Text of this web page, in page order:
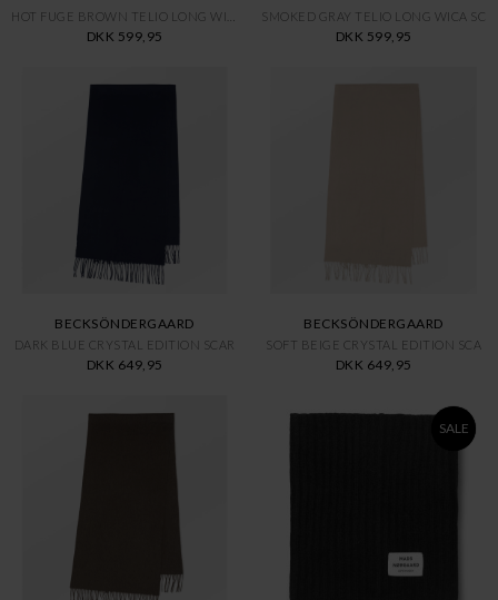
DKK 599,95
SMOKED GRAY TELIO LONG WICA SC
DKK 599,95
BECKSÖNDERGAARD
DARK BLUE CRYSTAL EDITION SCAR
DKK 649,95
BECKSÖNDERGAARD
SOFT BEIGE CRYSTAL EDITION SCA
DKK 649,95
SALE